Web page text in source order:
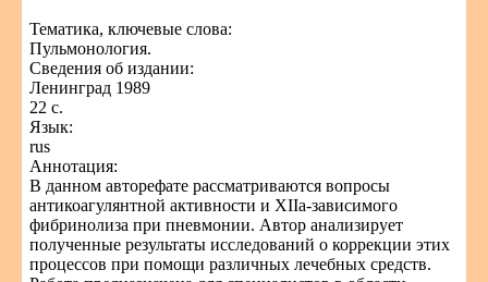
Тематика, ключевые слова:
Пульмонология.
Сведения об издании:
Ленинград 1989
22 с.
Язык:
rus
Аннотация:
В данном авторефате рассматриваются вопросы
антикоагулянтной активности и XIIa-зависимого
фибринолиза при пневмонии. Автор анализирует
полученные результаты исследований о коррекции этих
процессов при помощи различных лечебных средств.